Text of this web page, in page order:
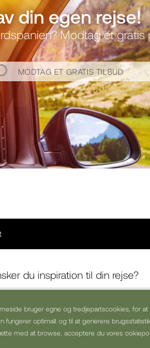
bruger egne og tredjepartscookies, for at
fungerer optimalt og til at generere brugsstatistik.
med at browse, acceptere du vores
din egen rejse!
Modtag et gratis
MODTAG ET GRATIS TILBUD
du inspiration til din rejse?
kommercielle nyhedsbreve (kan altid